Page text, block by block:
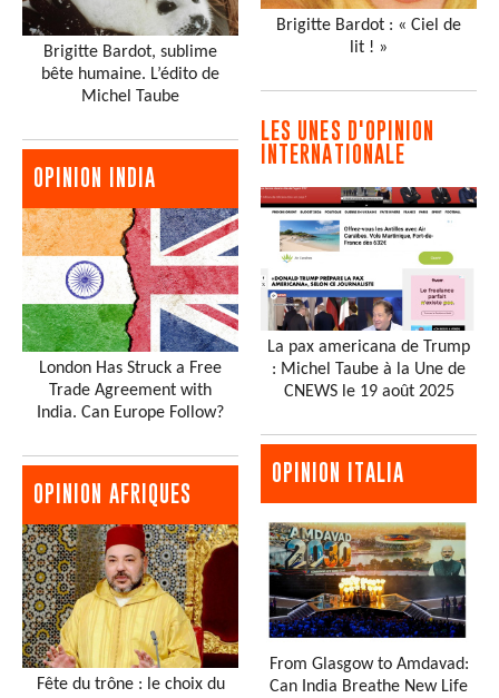
Brigitte Bardot, sublime
bête humaine. L’édito de
Michel Taube
OPINION INDIA
London Has Struck a Free
Trade Agreement with
India. Can Europe Follow?
OPINION AFRIQUES
Fête du trône : le choix du
Brigitte Bardot : « Ciel de
lit ! »
LES UNES D'OPINION
INTERNATIONALE
La pax americana de Trump
: Michel Taube à la Une de
CNEWS le 19 août 2025
OPINION ITALIA
From Glasgow to Amdavad:
Can India Breathe New Life